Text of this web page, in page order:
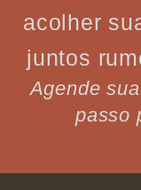
acolher
juntos
Agende
passo